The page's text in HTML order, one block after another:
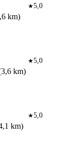
★5,0
km)
★5,0
km)
★5,0
km)